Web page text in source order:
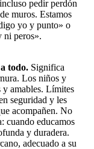
pedir perdón
muros. Estamos
yo y punto» o
ni peros».
todo. Significa
Los niños y
y amables. Límites
seguridad y les
acompañen. No
cuando educamos
y duradera.
adecuado a su